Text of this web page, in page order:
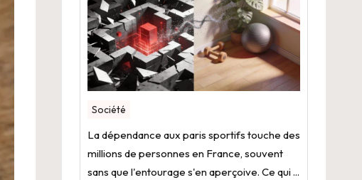
Société
La dépendance aux paris sportifs touche des
millions de personnes en France, souvent
sans que l'entourage s'en aperçoive. Ce qui ...